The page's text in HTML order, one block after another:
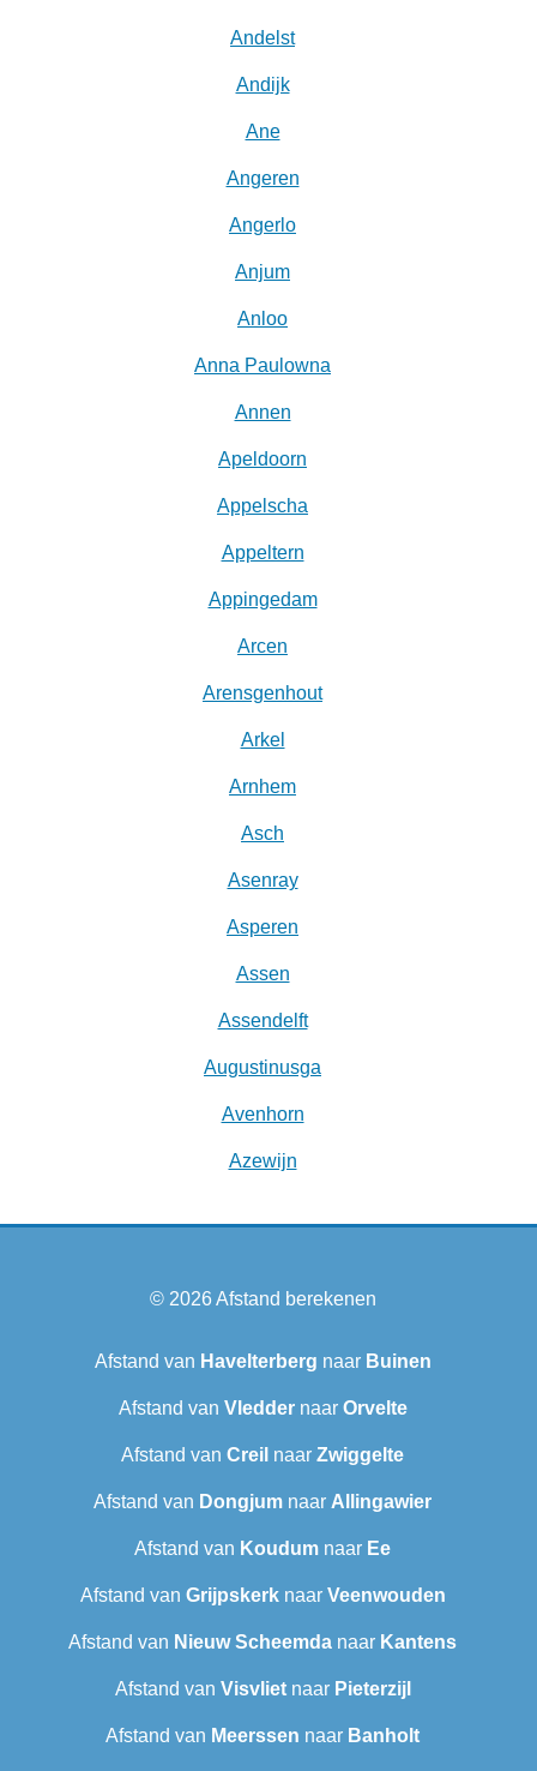
Andelst
Andijk
Ane
Angeren
Angerlo
Anjum
Anloo
Anna Paulowna
Annen
Apeldoorn
Appelscha
Appeltern
Appingedam
Arcen
Arensgenhout
Arkel
Arnhem
Asch
Asenray
Asperen
Assen
Assendelft
Augustinusga
Avenhorn
Azewijn
© 2026Afstand berekenen
Afstand van Havelterberg naar Buinen
Afstand van Vleddernaar Orvelte
Afstand van Creil naar Zwiggelte
Afstand van Dongjum naar Allingawier
Afstand van Koudum naar Ee
Afstand van Grijpskerknaar Veenwouden
Afstand van Nieuw Scheemda naar Kantens
Afstand van Visvlietnaar Pieterzijl
Afstand van Meerssen naar Banholt